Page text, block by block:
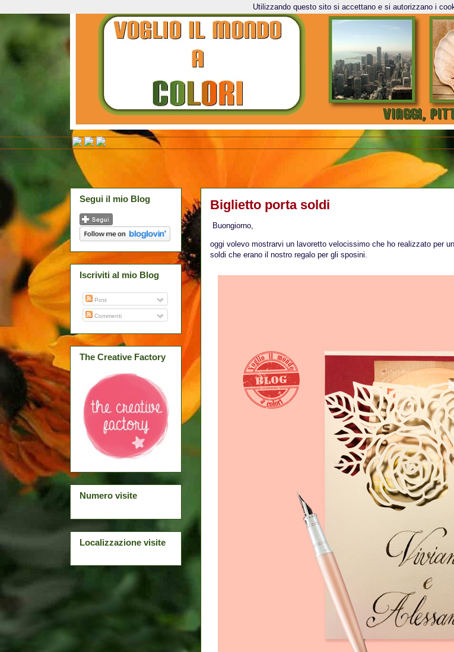
Biglietto porta soldi
Buongiorno,
oggi volevo mostrarvi un lavoretto velocissimo che ho realizzato per
soldi che erano il nostro regalo per gli sposini.
Segui il mio Blog
Iscriviti al mio Blog
Post
Commenti
The Creative Factory
Numero visite
Localizzazione visite
Utilizzando questo sito si accettano e si autorizzano i